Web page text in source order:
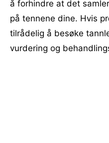
å forhindre at det
på tennene dine. Hvis
tilrådelig å besøke
vurdering og